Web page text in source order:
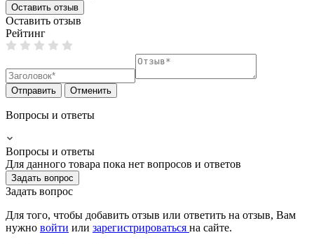
Оставить отзыв
Оставить отзыв
Рейтинг
Отправить Отменить
Вопросы и ответы
Вопросы и ответы
Для данного товара пока нет вопросов и ответов
Задать вопрос
Задать вопрос
Для того, чтобы добавить отзыв или ответить на отзыв, Вам
нужно войти или зарегистрироваться на сайте.